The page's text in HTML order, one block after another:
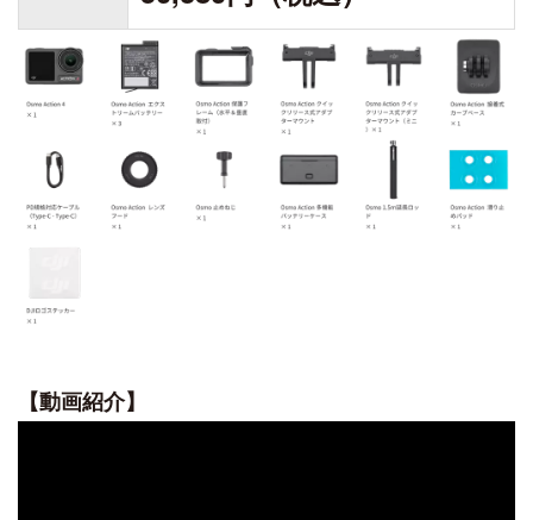
DJI POWER 2000
DJI POWER 1000 V2
DJI POWER 1000
DJI POWER 500
DJI GOGGLESS シリーズ
DJI RC MOTION 3
DJI GOGGLES 2
DJI MIC シリーズ
DJI MIC 3
DJI MIC 2
DJI MIC MINI 2
DJI MIC MINI
【動画紹介】